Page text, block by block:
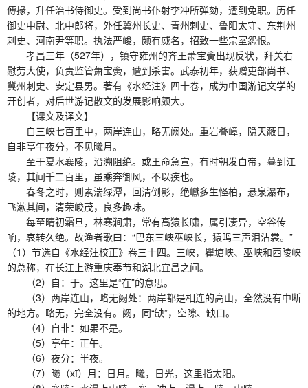
傅掾，升任治书侍御史。受到尚书仆射李冲所弹劾，遭到免职。历任
御史中尉、北中郎将，外任冀州长史、青州刺史、鲁阳太守、东荆州
刺史、河南尹等职。执法严峻，颇有威名，招致一些宗室怨恨。
孝昌三年（527年），镇守雍州的齐王萧宝夤出现反状，拜关右
慰劳大使，负责监管萧宝夤，遭到杀害。武泰初年，获赠吏部尚书、
冀州刺史、安定县男。著有《水经注》四十卷，成为中国游记文学的
开创者，对后世游记散文的发展影响颇大。
【课文及译文】
自三峡七百里中，两岸连山，略无阙处。重岩叠嶂，隐天蔽日，
自非亭午夜分，不见曦月。
至于夏水襄陵，沿溯阻绝。或王命急宣，有时朝发白帝，暮到江
陵，其间千二百里，虽乘奔御风，不以疾也。
春冬之时，则素湍绿潭，回清倒影，绝巘多生怪柏，悬泉瀑布，
飞漱其间，清荣峻茂，良多趣味。
每至晴初霜旦，林寒涧肃，常有高猿长啸，属引凄异，空谷传
响，哀转久绝。故渔者歌曰：“巴东三峡巫峡长，猿鸣三声泪沾裳。”
（1）节选自《水经注校正》卷三十四。三峡，瞿塘峡、巫峡和西陵峡
的总称，在长江上游重庆奉节和湖北宜昌之间。
（2）自：于。这里是“在”的意思。
（3）两岸连山，略无阙处：两岸都是相连的高山，全然没有中断
的地方。略无，完全没有。阙，同“缺”，空隙、缺口。
（4）自非：如果不是。
（5）亭午：正午。
（6）夜分：半夜。
（7）曦（xī）月：日月。曦，日光，这里指太阳。